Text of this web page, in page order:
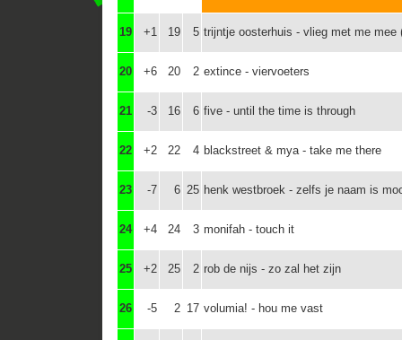
19 +1 19 5 trijntje oosterhuis - vlieg met me mee
20 +6 20 2 extince - viervoeters
21 -3 16 6 five - until the time is through
22 +2 22 4 blackstreet & mya - take me there
23 -7 6 25 henk westbroek - zelfs je naam is
24 +4 24 3 monifah - touch it
25 +2 25 2 rob de nijs - zo zal het zijn
26 -5 2 17 volumia! - hou me vast